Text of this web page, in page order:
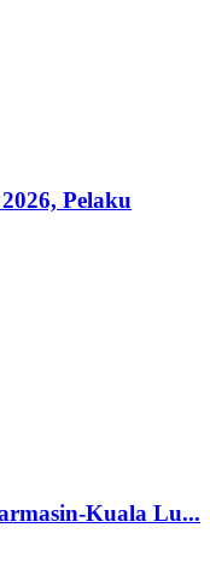
Pelaku
Kuala Lu...